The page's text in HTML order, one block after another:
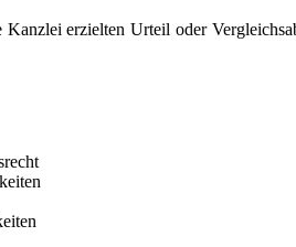
erzielten Urteil oder